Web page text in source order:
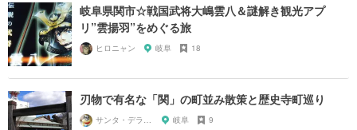
岐阜県関市☆戦国武将大嶋雲八＆謎解き観光アプ
リ”雲揚羽”をめぐる旅
ヒロニャン 岐阜 18
刃物で有名な「関」の町並み散策と歴史寺町巡り
サンタ・デラックス 岐阜 9